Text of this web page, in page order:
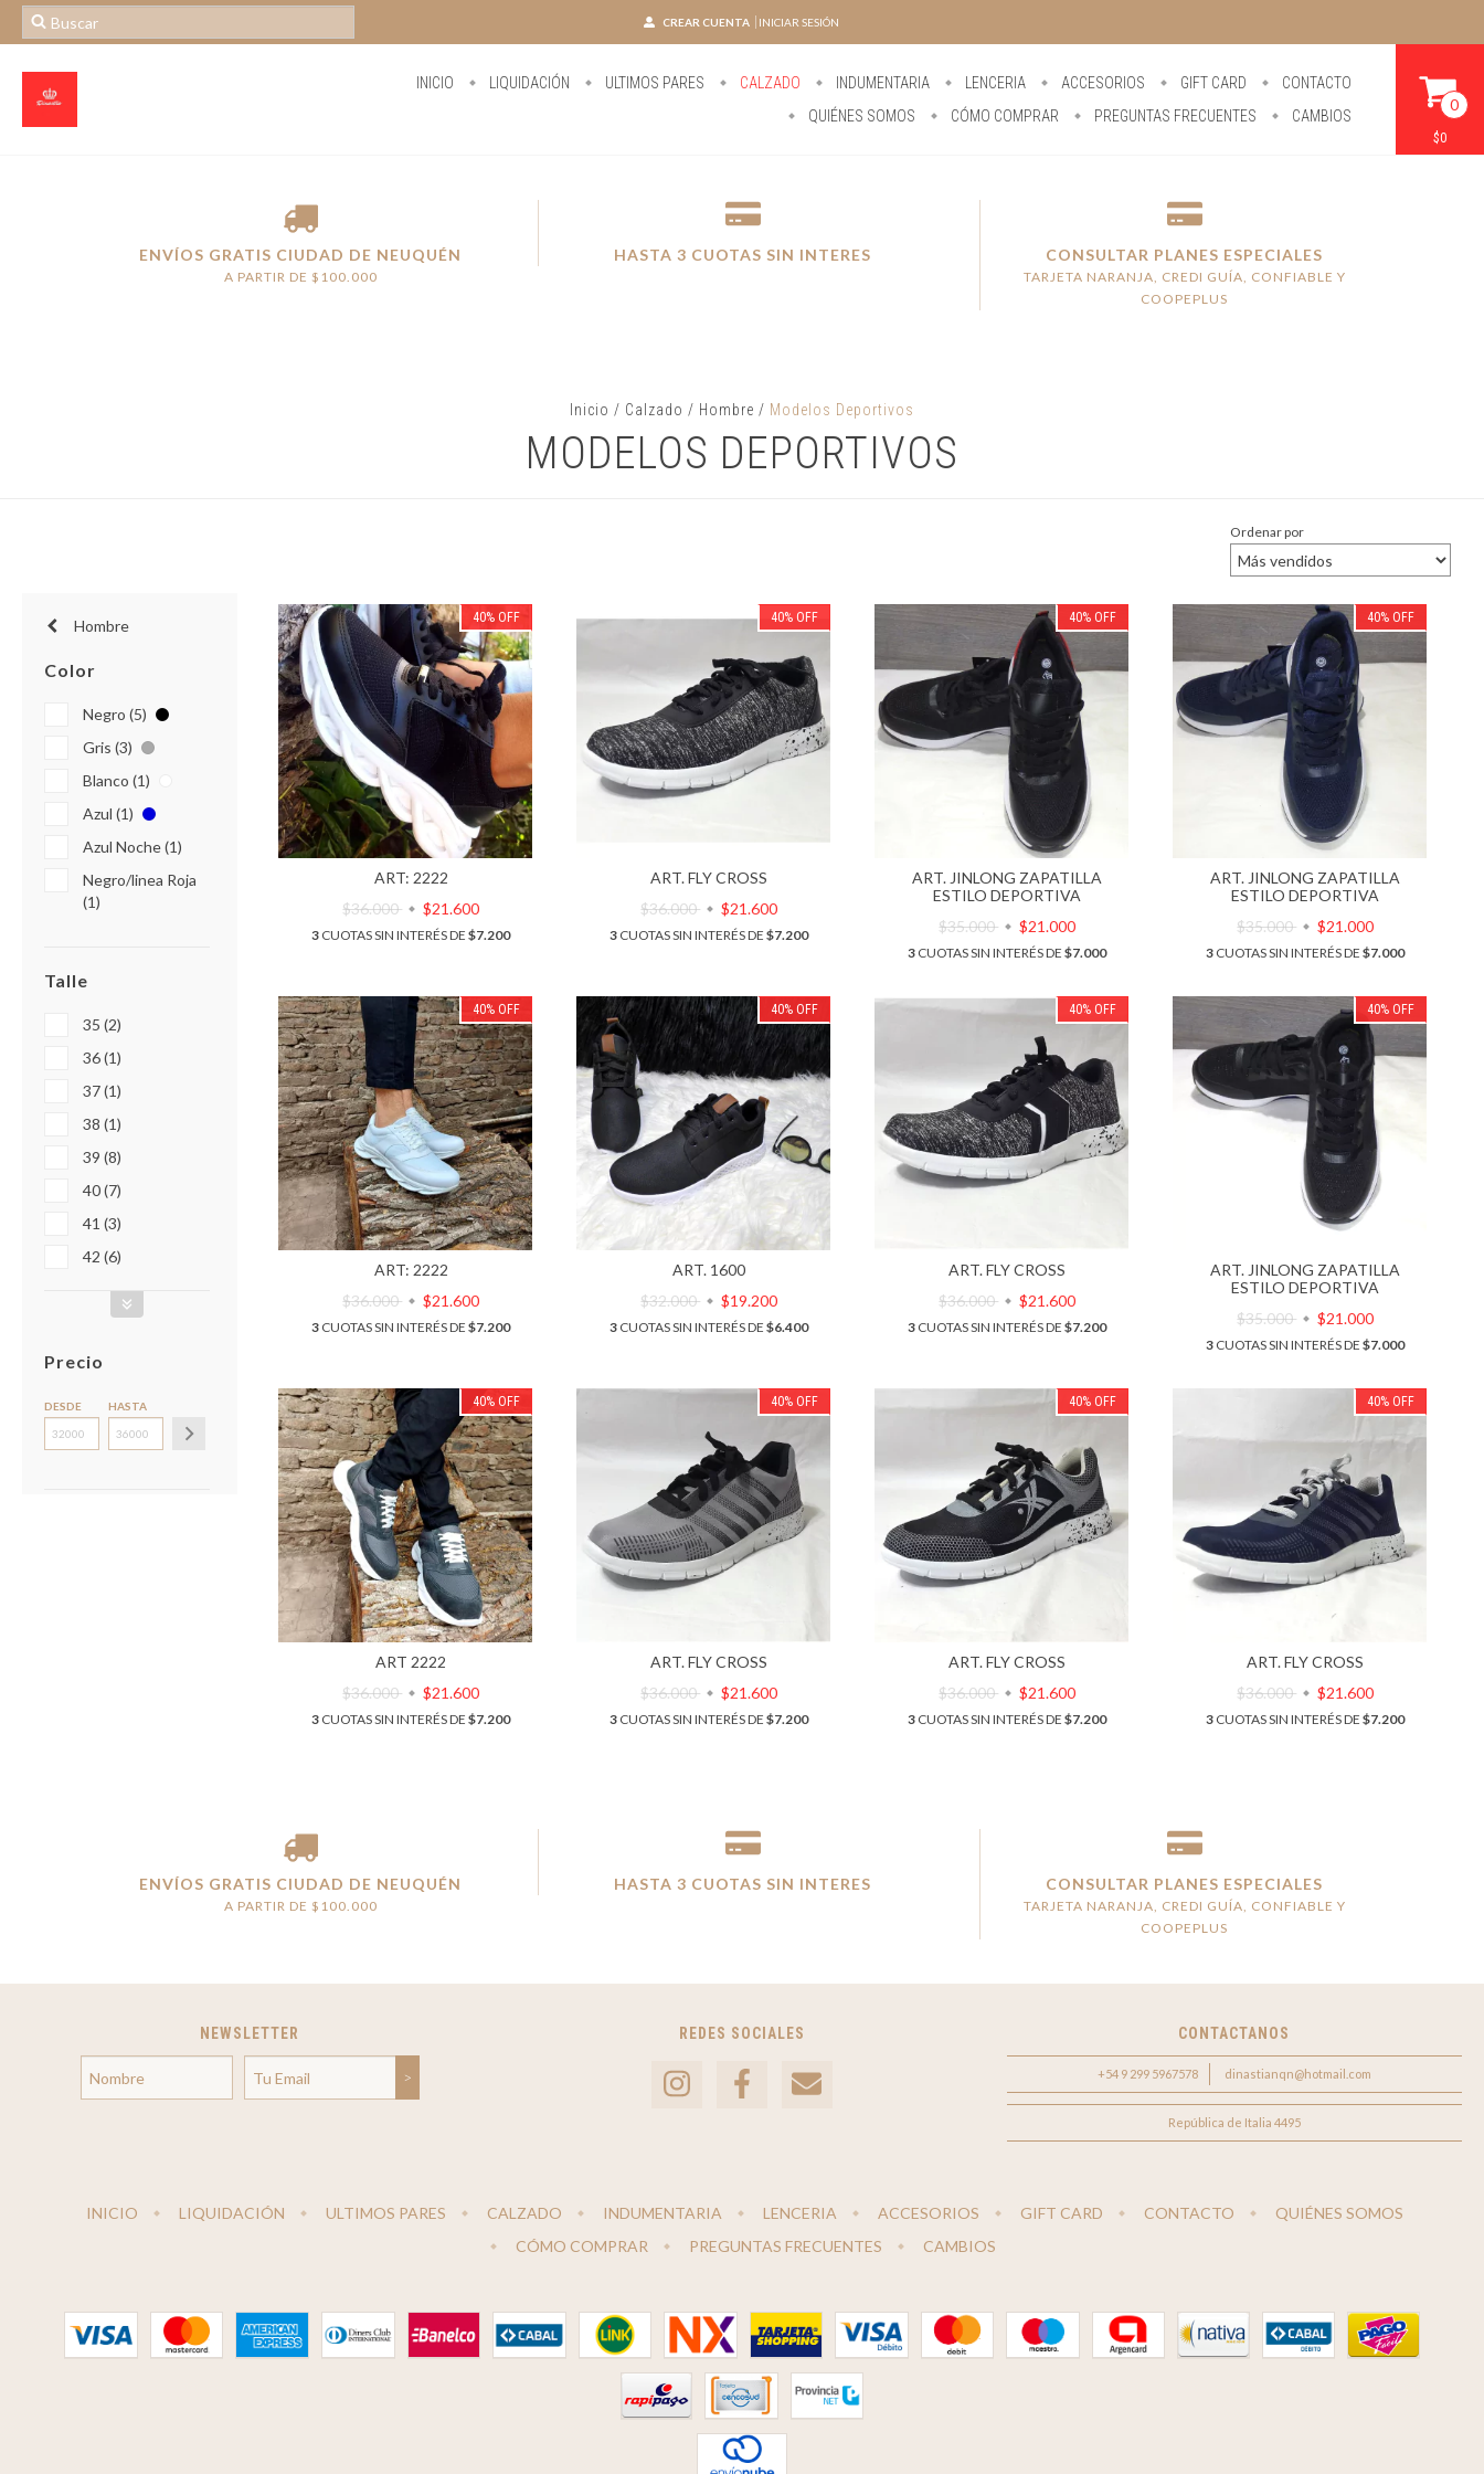
CREAR CUENTA INICIAR SESIÓN
INICIO LIQUIDACIÓN ULTIMOS PARES CALZADO INDUMENTARIA LENCERIA ACCESORIOS GIFT CARD
CONTACTO
QUIÉNES SOMOS
CÓMO COMPRAR PREGUNTAS FRECUENTES CAMBIOS
0
$0
ENVÍOS GRATIS CIUDAD DE NEUQUÉN
A PARTIR DE $100.000
HASTA 3 CUOTAS SIN INTERES CONSULTAR PLANES ESPECIALES
TARJETA NARANJA, CREDI GUÍA, CONFIABLE Y
COOPEPLUS
Inicio / Calzado / Hombre / Modelos Deportivos
MODELOS DEPORTIVOS
Ordenar por
Hombre
Color
Negro (5)
Gris (3)
Blanco (1)
Azul (1)
Azul Noche (1)
Negro/linea Roja
(1)
Talle
35 (2)
36 (1)
37 (1)
38 (1)
39 (8)
40 (7)
41 (3)
42 (6)
Precio
DESDE HASTA
40%OFF
ART: 2222
$36.000
$21.600
3 CUOTAS SIN INTERÉS DE$7.200
40%OFF
ART. FLY CROSS
$36.000
$21.600
3 CUOTAS SIN INTERÉS DE$7.200
40% OFF
ART. JINLONG ZAPATILLA
ESTILO DEPORTIVA
$35.000
$21.000
3 CUOTAS SIN INTERÉS DE$7.000
40%OFF
ART. JINLONG ZAPATILLA
ESTILO DEPORTIVA
$35.000
$21.000
3 CUOTAS SIN INTERÉS DE$7.000
40% OFF
ART: 2222
$36.000
$21.600
3 CUOTAS SIN INTERÉS DE$7.200
40%OFF
ART. 1600
$32.000
$19.200
3 CUOTAS SIN INTERÉS DE$6.400
40% OFF
ART. FLY CROSS
$36.000
$21.600
3 CUOTAS SIN INTERÉS DE$7.200
40% OFF
ART. JINLONG ZAPATILLA
ESTILO DEPORTIVA
$35.000
$21.000
3 CUOTAS SIN INTERÉS DE$7.000
40%OFF
ART 2222
$36.000
$21.600
3 CUOTAS SIN INTERÉS DE$7.200
40% OFF
ART. FLY CROSS
$36.000
$21.600
3 CUOTAS SIN INTERÉS DE$7.200
40% OFF
ART. FLY CROSS
$36.000
$21.600
3 CUOTAS SIN INTERÉS DE$7.200
40% OFF
ART. FLY CROSS
$36.000
$21.600
3 CUOTAS SIN INTERÉS DE$7.200
ENVÍOS GRATIS CIUDAD DE NEUQUÉN
A PARTIR DE $100.000
HASTA 3 CUOTAS SIN INTERES CONSULTAR PLANES ESPECIALES
TARJETA NARANJA, CREDI GUÍA, CONFIABLE Y
COOPEPLUS
NEWSLETTER REDES SOCIALES CONTACTANOS
+54 9 299 5967578 dinastianqn@hotmail.com
República de Italia 4495
INICIO LIQUIDACIÓN ULTIMOS PARES CALZADO INDUMENTARIA LENCERIA ACCESORIOS GIFT CARD CONTACTO
QUIÉNES SOMOS
CÓMO COMPRAR
PREGUNTAS FRECUENTES CAMBIOS